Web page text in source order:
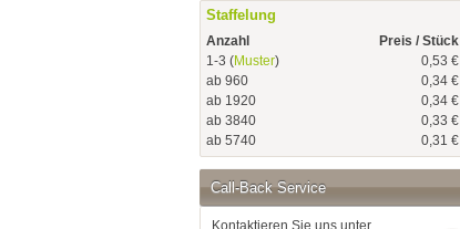
Staffelung
Anzahl
Preis / Stück
1-3 (Muster)
0,53 €
ab 960
0,34 €
ab 1920
0,34 €
ab 3840
0,33 €
ab 5740
0,31 €
Call-Back Service
Kontaktieren Sie uns unter